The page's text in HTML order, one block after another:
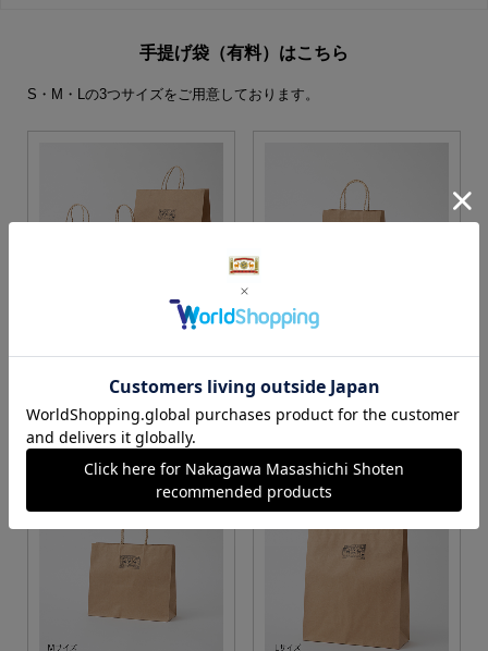
手提げ袋（有料）はこちら
S・M・Lの3つサイズをご用意しております。
カートに入れる カートに入れる